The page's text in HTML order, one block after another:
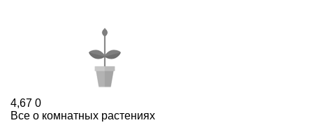
4,67 0
Все о комнатных растениях